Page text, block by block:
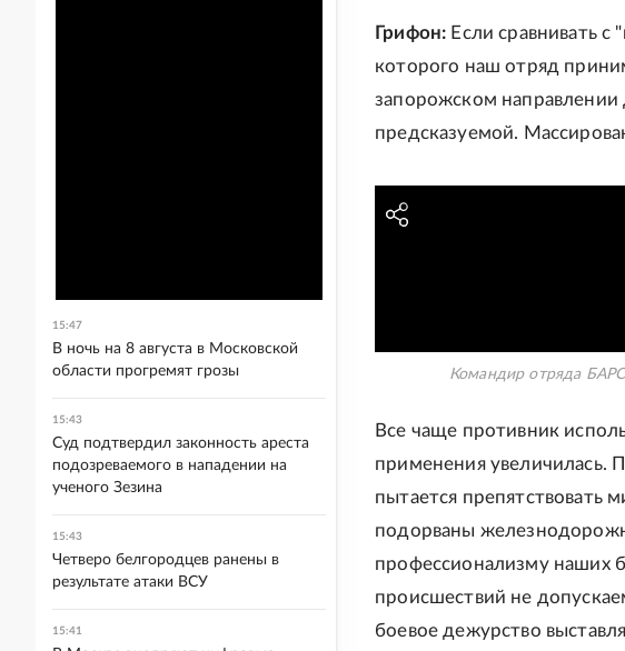
Грифон: Если сравнивать
которого наш отряд
запорожском направлении
предсказуемой.
Командир отряда
Все чаще противник
применения увеличилась.
пытается препятствовать
подорваны
профессионализму наших
происшествий не
боевое дежурство
15:47
В ночь на 8 августа в Московской
области прогремят грозы
15:43
Суд подтвердил законность ареста
подозреваемого в нападении на
ученого Зезина
15:43
Четверо белгородцев ранены в
результате атаки ВСУ
15:41